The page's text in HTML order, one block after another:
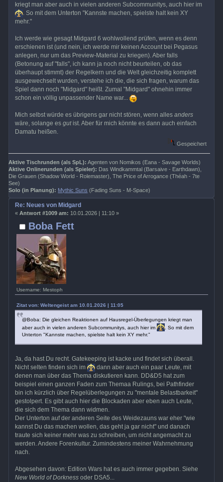
kriegt man aber auch in vielen anderen Subcommunitys, auch hier im
. So mit dem Unterton "Kannste machen, spielste halt kein XY
mehr."
Ich werde wie gesagt Midgard 6 wohlwollend prüfen, wenn es denn
erschienen ist (und nein, ich werde mir keinen Account bei Pegasus
anlegen, nur um das Preview-Material zu kriegen). Aber falls
(Betonung auf "falls", ich kann ja noch nicht beurteilen, ob das
überhaupt stimmt) der Regelkern und die Welt gleichzeitig komplett
ausgewechselt wurden, verstehe ich die, die sich fragen, warum das
Spiel dann noch "Midgard" heißt. Zumal "Midgard" ohnehin immer
schon ein völlig unpassender Name war...
Mich selbst würde es übrigens gar nicht stören, wenn alles anders
wäre, solange es gutist. Aber für mich könnte es dann auch einfach
Damatu heißen.
Gespeichert
Aktive Tischrunden (als SpL): Agenten von Nomikos (Eana - Savage Worlds)
Aktive Onlinerunden (als Spieler): Das Windkammtal (Barsaive - Earthdawn),
Die Grauen (Shadow World - Rolemaster), The Price of Arrogance (Théah - 7te
See)
Solo (in Planung): Mythic Suns (Fading Suns - M-Space)
Boba Fett
Username: Mestoph
Re: Neues von Midgard
« Antwort #1009 am: 10.01.2026 | 11:10 »
Zitat von: Weltengeist am 10.01.2026 | 11:05
@Boba: Die gleichen Reaktionen auf Hausregel-Überlegungen kriegt man
aber auch in vielen anderen Subcommunitys, auch hier im
. So mit dem
Unterton "Kannste machen, spielste halt kein XY mehr."
Ja, da hast Du recht. Gatekeeping ist kacke und findet sich überall.
Nicht selten finden sich im
dann aber auch ein paar Leute, mit
denen man über das Thema diskutieren kann. DD&D5 hat zum
beispiel einen ganzen Faden zum Themaa Rulings, bei Pathfinder
bin ich kürzlich über Regelüberlegungen zu "mentale Belastbarkeit"
gestolpert. Es gibt auch hier die Blockaden aber eben auch Leute,
die sich dem Thema dann widmen.
Der Unterton auf der anderen Seite des Weidezauns war eher "wie
kannst Du das machen wollen, das geht ja gar nicht" und danach
traute sich keiner mehr was zu schreiben, um nicht angemacht zu
werden. Andere Forenkultur. Zumindestens meiner Wahrnehmung
nach.
Abgesehen davon: Edition Wars hat es auch immer gegeben. Siehe
New World of Dorknessoder DSA5...